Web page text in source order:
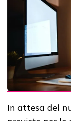
In attesa del